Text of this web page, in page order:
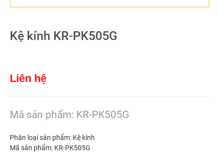
Kệ kính KR-PK505G
Liên hệ
Mã sản phẩm: KR-PK505G
Phân loại sản phẩm: Kệ kính
Mã sản phẩm: KR-PK505G